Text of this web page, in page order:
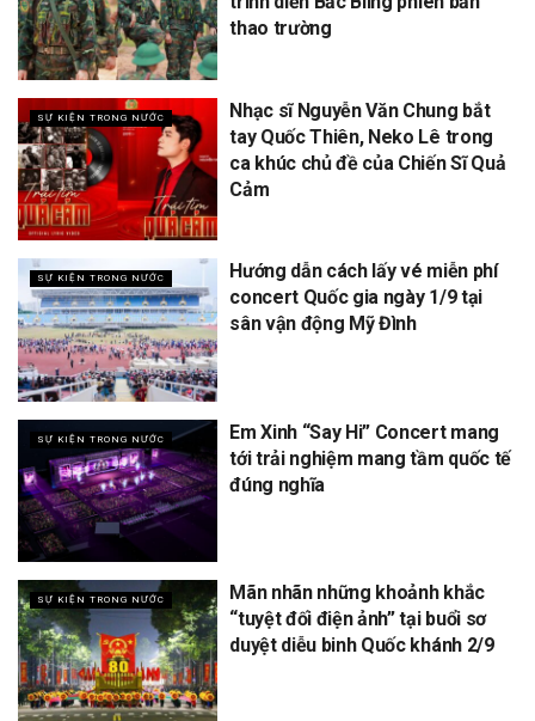
thao trường
SỰ KIỆN TRONG NƯỚC
Nhạc sĩ Nguyễn Văn Chung bắt
tay Quốc Thiên, Neko Lê trong
ca khúc chủ đề của Chiến Sĩ Quả
Cảm
SỰ KIỆN TRONG NƯỚC
Hướng dẫn cách lấy vé miễn phí
concert Quốc gia ngày 1/9 tại
sân vận động Mỹ Đình
SỰ KIỆN TRONG NƯỚC
Em Xinh “Say Hi” Concert mang
tới trải nghiệm mang tầm quốc tế
đúng nghĩa
SỰ KIỆN TRONG NƯỚC
Mãn nhãn những khoảnh khắc
“tuyệt đối điện ảnh” tại buổi sơ
duyệt diễu binh Quốc khánh 2/9